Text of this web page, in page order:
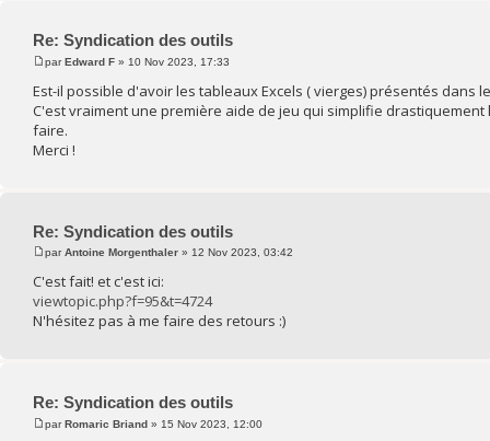
Re: Syndication des outils
parEdward F » 10 Nov 2023, 17:33
Est-il possible d'avoir les tableaux Excels ( vierges) présentés dans
C'est vraiment une première aide de jeu qui simplifie
faire.
Merci !
Re: Syndication des outils
parAntoine Morgenthaler » 12 Nov 2023, 03:42
C'est fait! et c'est ici:
viewtopic.php?f=95&t=4724
N'hésitez pas à me faire des retours :)
Re: Syndication des outils
parRomaric Briand » 15 Nov 2023, 12:00